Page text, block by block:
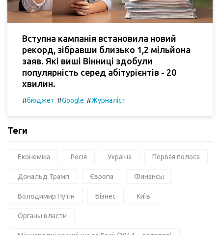
Вступна кампанія встановила новий
рекорд, зібравши близько 1,2 мільйона
заяв. Які виші Вінниці здобули
популярність серед абітурієнтів - 20
хвилин.
#бюджет #Google #Журналіст
Теги
Економіка Росія Україна Первая полоса
Дональд Трамп Європа Финансы
Володимир Путін Бізнес Київ
Органы власти